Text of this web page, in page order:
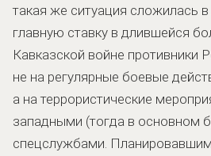
такая же ситуация сложилась в
главную ставку в длившейся
Кавказской войне противники
не на регулярные боевые
а на террористические
западными (тогда в основном
спецслужбами.